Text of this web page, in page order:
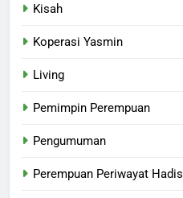
Kisah
Koperasi Yasmin
Living
Pemimpin Perempuan
Pengumuman
Perempuan Periwayat Hadis